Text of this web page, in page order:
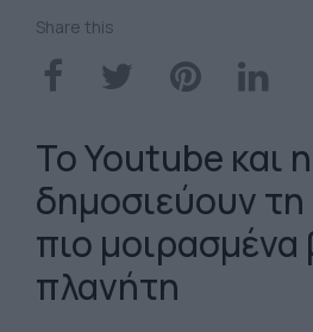
Share this
Το Youtube και
δημοσιεύουν τη
πιο μοιρασμένα
πλανήτη